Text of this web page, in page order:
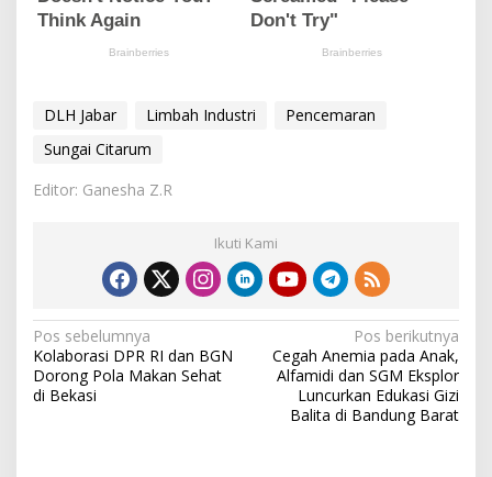
DLH Jabar Limbah Industri
Pencemaran
Sungai Citarum
Editor: Ganesha Z.R
Ikuti Kami
N
a
v
Pos sebelumnya
Kolaborasi DPR RI dan BGN
Dorong Pola Makan Sehat
di Bekasi
Pos berikutnya
Cegah Anemia pada Anak,
Alfamidi dan SGM Eksplor
Luncurkan Edukasi Gizi
Balita di Bandung Barat